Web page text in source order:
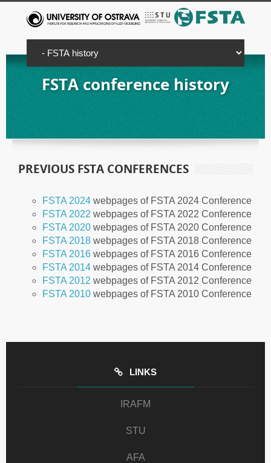
FSTA conference history
PREVIOUS FSTA CONFERENCES
FSTA 2024 webpages of FSTA 2024 Conference
FSTA 2022 webpages of FSTA 2022 Conference
FSTA 2020 webpages of FSTA 2020 Conference
FSTA 2018 webpages of FSTA 2018 Conference
FSTA 2016 webpages of FSTA 2016 Conference
FSTA 2014 webpages of FSTA 2014 Conference
FSTA 2012 webpages of FSTA 2012 Conference
FSTA 2010 webpages of FSTA 2010 Conference
LINKS
IRAFM
STU
AFA